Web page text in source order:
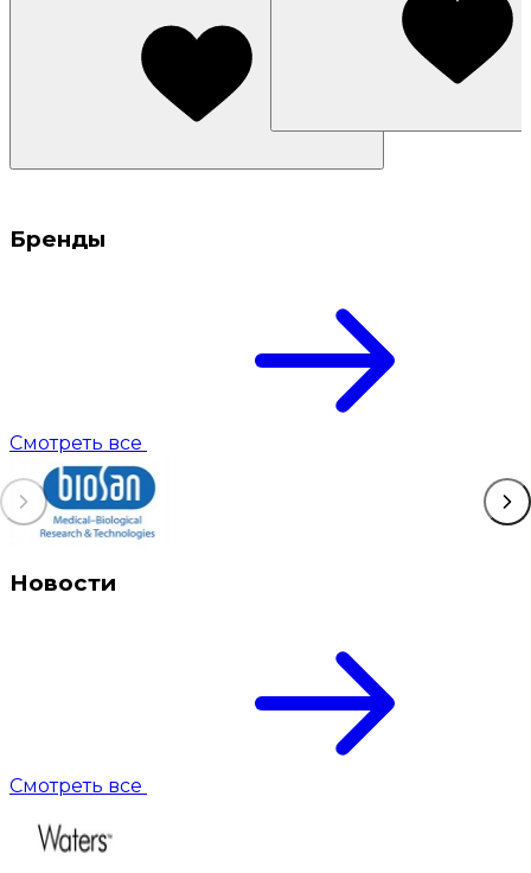
Бренды
Смотреть все
Новости
Смотреть все